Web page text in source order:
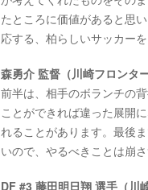
たところに価値があると思
応する、柏らしいサッカー
森勇介 監督（川崎フロンタ
前半は、相手のボランチの
ことができれば違った展開
れることがあります。最後
いので、やるべきことは崩
DF #3 藤田明日翔 選手（川